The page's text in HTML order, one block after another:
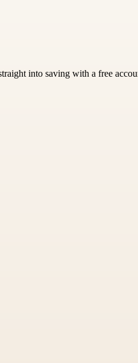
into saving with a free